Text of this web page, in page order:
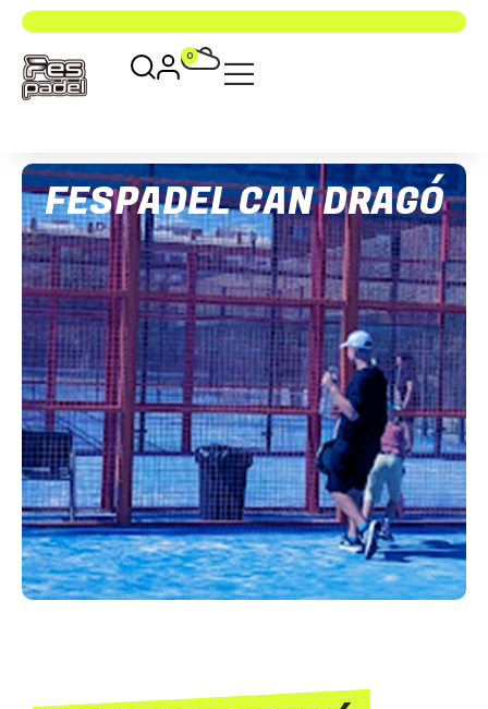
0
FESPADEL CAN DRAGÓ